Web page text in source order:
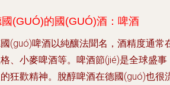
(GUÓ)的國(GUÓ)酒：啤酒
(guó)啤酒以純釀法聞名，酒精度通常
、小麥啤酒等。啤酒節(jié)是全球盛
狂歡精神。脫醇啤酒在德國(guó)也很